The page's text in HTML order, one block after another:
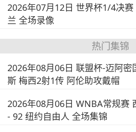
2026年07月12日 世界杯1/4决
兰 全场录像
热门集锦
2026年08月06日 联盟杯-迈阿密
斯 梅西2射1传 阿伦助攻戴帽
2026年08月06日 WNBA常规赛
- 92 纽约自由人 全场集锦